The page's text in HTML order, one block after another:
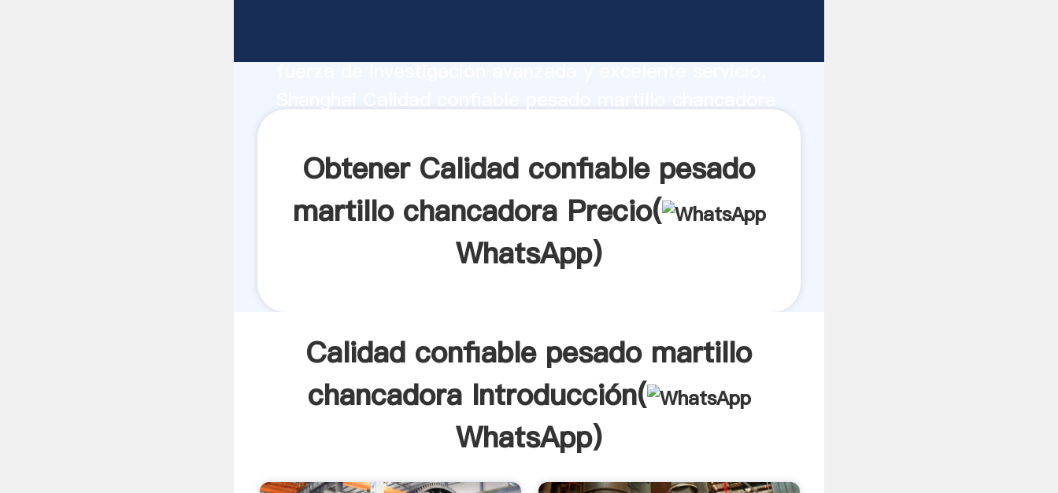
clientes.
Obtener Calidad confiable pesado
martillo chancadora Precio(
WhatsApp)
Calidad confiable pesado martillo
chancadora Introducción(
WhatsApp)